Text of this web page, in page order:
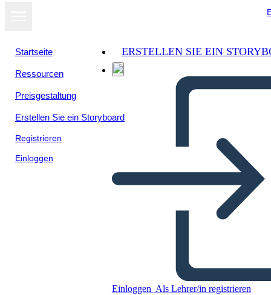
Startseite
Ressourcen
Preisgestaltung
Erstellen Sie ein Storyboard
Registrieren
Einloggen
ERSTELLEN SIE EIN
Einloggen Als Lehrer/in registrieren
Inti Raymi Genesis
Als Diashow
ansehen